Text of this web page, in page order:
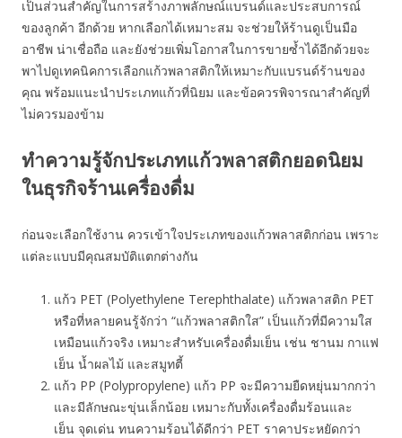
เป็นส่วนสำคัญในการสร้างภาพลักษณ์แบรนด์และประสบการณ์
ของลูกค้า อีกด้วย หากเลือกได้เหมาะสม จะช่วยให้ร้านดูเป็นมือ
อาชีพ น่าเชื่อถือ และยังช่วยเพิ่มโอกาสในการขายซ้ำได้อีกด้วยจะ
พาไปดูเทคนิคการเลือกแก้วพลาสติกให้เหมาะกับแบรนด์ร้านของ
คุณ พร้อมแนะนำประเภทแก้วที่นิยม และข้อควรพิจารณาสำคัญที่
ไม่ควรมองข้าม
ทำความรู้จักประเภทแก้วพลาสติกยอดนิยม
ในธุรกิจร้านเครื่องดื่ม
ก่อนจะเลือกใช้งาน ควรเข้าใจประเภทของแก้วพลาสติกก่อน เพราะ
แต่ละแบบมีคุณสมบัติแตกต่างกัน
แก้ว PET (Polyethylene Terephthalate) แก้วพลาสติก PET
หรือที่หลายคนรู้จักว่า “แก้วพลาสติกใส” เป็นแก้วที่มีความใส
เหมือนแก้วจริง เหมาะสำหรับเครื่องดื่มเย็น เช่น ชานม กาแฟ
เย็น น้ำผลไม้ และสมูทตี้
แก้ว PP (Polypropylene) แก้ว PP จะมีความยืดหยุ่นมากกว่า
และมีลักษณะขุ่นเล็กน้อย เหมาะกับทั้งเครื่องดื่มร้อนและ
เย็น จุดเด่น ทนความร้อนได้ดีกว่า PET ราคาประหยัดกว่า